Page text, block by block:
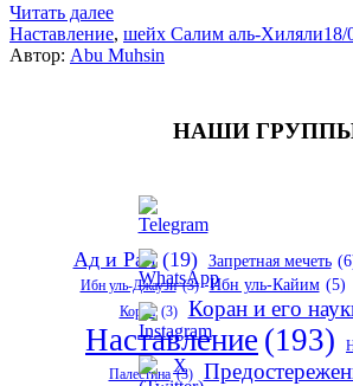
Читать далее
Наставление, шейх Салим аль-Хиляли18/
Автор: Abu Muhsin
НАШИ
Ад и Рай (19) Запретная мечеть
Ибн уль-Джаузи (3) Ибн уль-Кайим (5)
Коран (3) Коран и его
Наставление (193)
Палестина (3)